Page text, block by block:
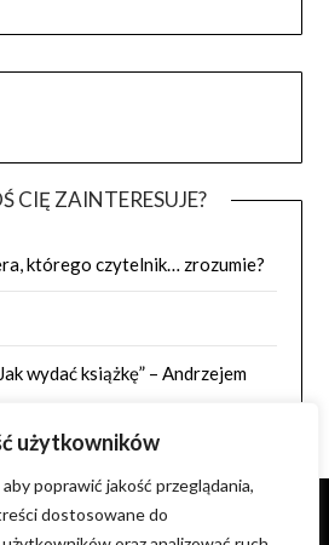
użytkowników
poprawić jakość przeglądania,
dostosowane do
CIĘ ZAINTERESUJE?
którego czytelnik… zrozumie?
wydać książkę” – Andrzejem